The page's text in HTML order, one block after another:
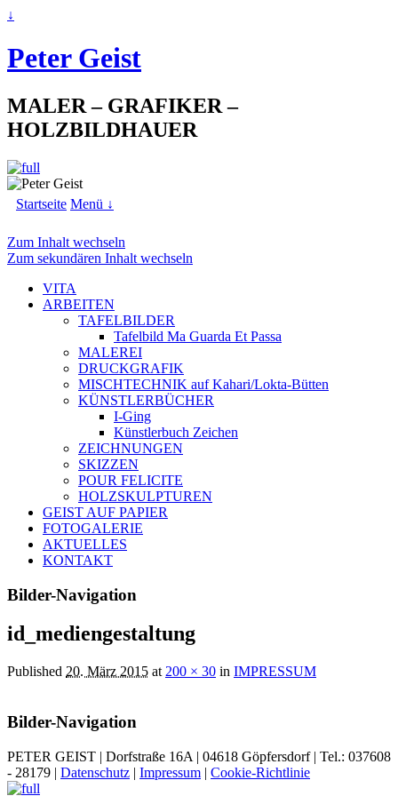
↓
Peter Geist
MALER – GRAFIKER –
HOLZBILDHAUER
Startseite Menü ↓
Zum Inhalt wechseln
Zum sekundären Inhalt wechseln
VITA
ARBEITEN
TAFELBILDER
Tafelbild Ma Guarda Et Passa
MALEREI
DRUCKGRAFIK
MISCHTECHNIK auf Kahari/Lokta-Bütten
KÜNSTLERBÜCHER
I-Ging
Künstlerbuch Zeichen
ZEICHNUNGEN
SKIZZEN
POUR FELICITE
HOLZSKULPTUREN
GEIST AUF PAPIER
FOTOGALERIE
AKTUELLES
KONTAKT
Bilder-Navigation
id_mediengestaltung
Published 20. März 2015 at 200 × 30 in IMPRESSUM
Bilder-Navigation
PETER GEIST | Dorfstraße 16A | 04618 Göpfersdorf | Tel.: 037608
- 28179 | Datenschutz | Impressum | Cookie-Richtlinie